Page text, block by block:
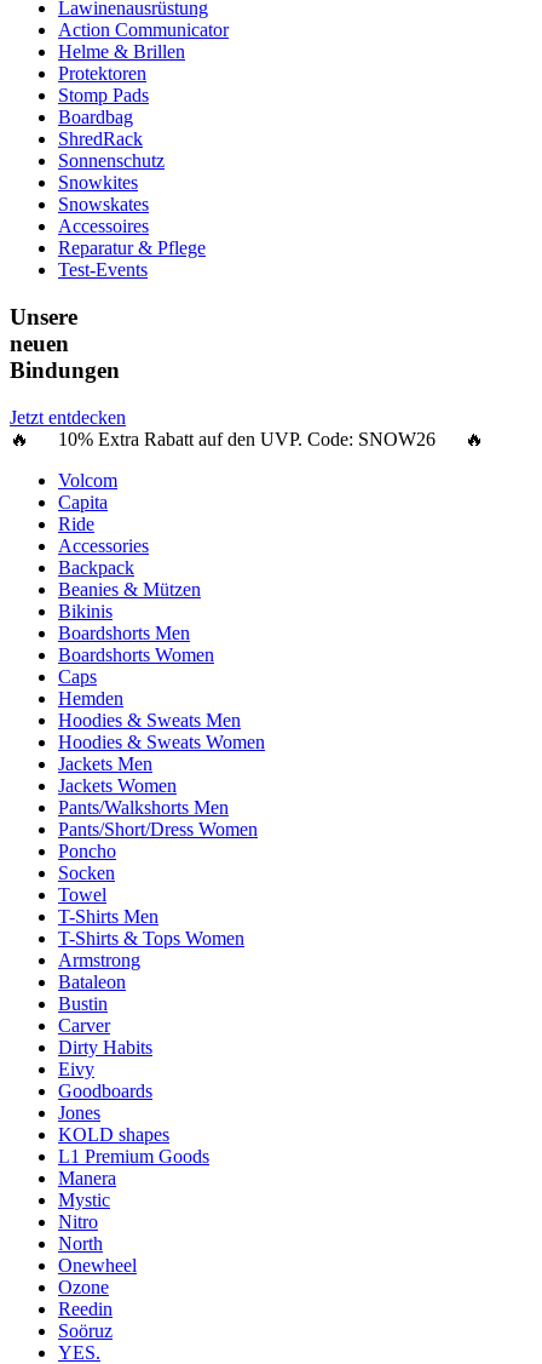
Lawinenausrüstung
Action Communicator
Helme & Brillen
Protektoren
Stomp Pads
Boardbag
ShredRack
Sonnenschutz
Snowkites
Snowskates
Accessoires
Reparatur & Pflege
Test-Events
Unsere
neuen
Bindungen
Jetzt entdecken
🔥 10% Extra Rabatt auf den UVP. Code: SNOW26 🔥
Volcom
Capita
Ride
Accessories
Backpack
Beanies & Mützen
Bikinis
Boardshorts Men
Boardshorts Women
Caps
Hemden
Hoodies & Sweats Men
Hoodies & Sweats Women
Jackets Men
Jackets Women
Pants/Walkshorts Men
Pants/Short/Dress Women
Poncho
Socken
Towel
T-Shirts Men
T-Shirts & Tops Women
Armstrong
Bataleon
Bustin
Carver
Dirty Habits
Eivy
Goodboards
Jones
KOLD shapes
L1 Premium Goods
Manera
Mystic
Nitro
North
Onewheel
Ozone
Reedin
Soöruz
YES.